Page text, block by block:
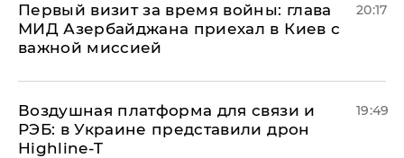
Первый визит за время войны: глава
МИД Азербайджана приехал в Киев с
важной миссией
20:17
Воздушная платформа для связи и
РЭБ: в Украине представили дрон
Highline-T
19:49